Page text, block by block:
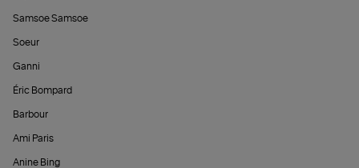
Samsoe Samsoe
Soeur
Ganni
Éric Bompard
Barbour
Ami Paris
Anine Bing